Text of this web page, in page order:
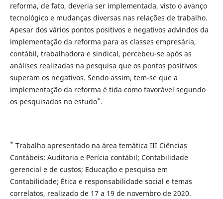
reforma, de fato, deveria ser implementada, visto o avanço
tecnológico e mudanças diversas nas relações de trabalho.
Apesar dos vários pontos positivos e negativos advindos da
implementação da reforma para as classes empresária,
contábil, trabalhadora e sindical, percebeu-se após as
análises realizadas na pesquisa que os pontos positivos
superam os negativos. Sendo assim, tem-se que a
implementação da reforma é tida como favorável segundo
os pesquisados no estudo*.
* Trabalho apresentado na área temática III Ciências
Contábeis: Auditoria e Perícia contábil; Contabilidade
gerencial e de custos; Educação e pesquisa em
Contabilidade; Ética e responsabilidade social e temas
correlatos, realizado de 17 a 19 de novembro de 2020.